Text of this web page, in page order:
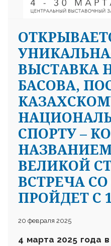
ВЫСТАВКА
БАСОВА,
СПОРТУ –
ВЕЛИКОЙ
ВСТРЕЧА
ПРОЙДЕТ С
20 февраля 2025
4 марта 2025 года